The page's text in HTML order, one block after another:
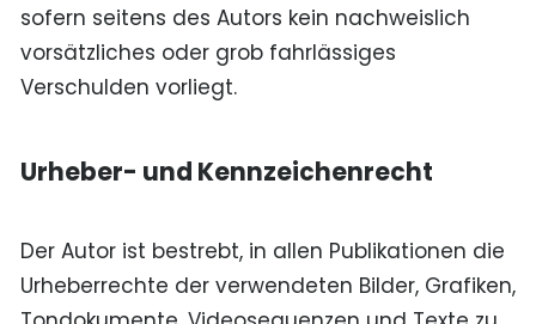
sofern seitens des Autors kein nachweislich
vorsätzliches oder grob fahrlässiges
Verschulden vorliegt.
Urheber- und Kennzeichenrecht
Der Autor ist bestrebt, in allen Publikationen die
Urheberrechte der verwendeten Bilder, Grafiken,